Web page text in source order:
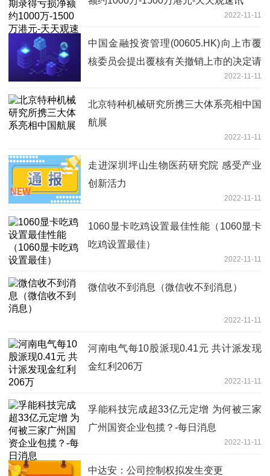
2022-11-11
中国金融投资管理(00605.HK)向上市覆
核委员会提出覆核有关撤销上市的决定请
2022-11-11
北京特种机械研究所携三大体系亮相中国
航展
2022-11-11
走进深圳坪山生物医药研究院 感受产业
创新活力
2022-11-11
1060显卡吃鸡设置最佳性能（1060显卡
吃鸡设置最佳）
2022-11-11
微信收不到消息（微信收不到消息）
2022-11-11
河南电气每10股派现0.41元 共计派发现
金红利206万
2022-11-11
孚能科技完成超33亿元定增 为何被三家
广州国资企业包揽？-每日消息
2022-11-11
中达安：公司控制权拟发生变更